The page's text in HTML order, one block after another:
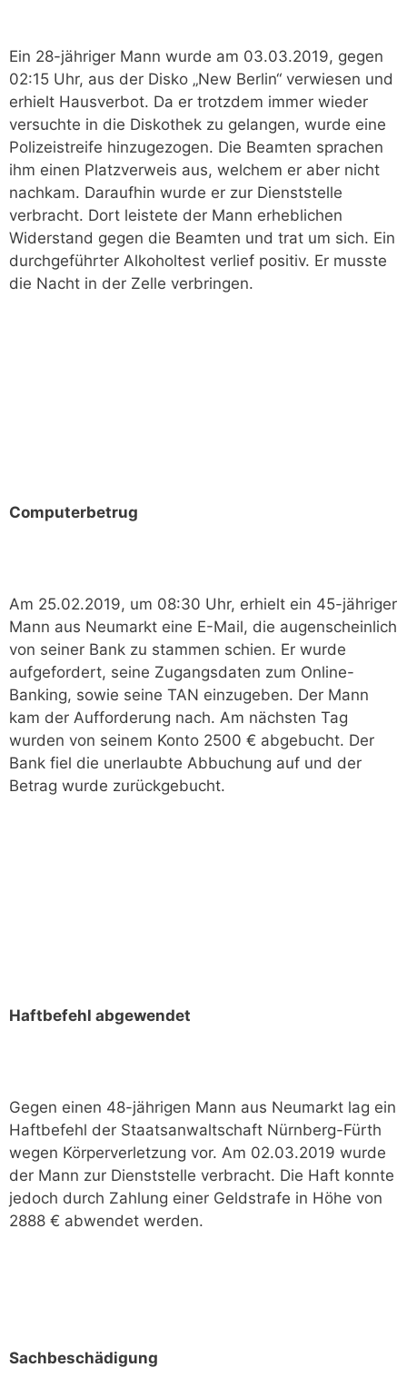
Ein 28-jähriger Mann wurde am 03.03.2019, gegen
02:15 Uhr, aus der Disko „New Berlin“ verwiesen und
erhielt Hausverbot. Da er trotzdem immer wieder
versuchte in die Diskothek zu gelangen, wurde eine
Polizeistreife hinzugezogen. Die Beamten sprachen
ihm einen Platzverweis aus, welchem er aber nicht
nachkam. Daraufhin wurde er zur Dienststelle
verbracht. Dort leistete der Mann erheblichen
Widerstand gegen die Beamten und trat um sich. Ein
durchgeführter Alkoholtest verlief positiv. Er musste
die Nacht in der Zelle verbringen.
Computerbetrug
Am 25.02.2019, um 08:30 Uhr, erhielt ein 45-jähriger
Mann aus Neumarkt eine E-Mail, die augenscheinlich
von seiner Bank zu stammen schien. Er wurde
aufgefordert, seine Zugangsdaten zum Online-
Banking, sowie seine TAN einzugeben. Der Mann
kam der Aufforderung nach. Am nächsten Tag
wurden von seinem Konto 2500 € abgebucht. Der
Bank fiel die unerlaubte Abbuchung auf und der
Betrag wurde zurückgebucht.
Haftbefehl abgewendet
Gegen einen 48-jährigen Mann aus Neumarkt lag ein
Haftbefehl der Staatsanwaltschaft Nürnberg-Fürth
wegen Körperverletzung vor. Am 02.03.2019 wurde
der Mann zur Dienststelle verbracht. Die Haft konnte
jedoch durch Zahlung einer Geldstrafe in Höhe von
2888 € abwendet werden.
Sachbeschädigung